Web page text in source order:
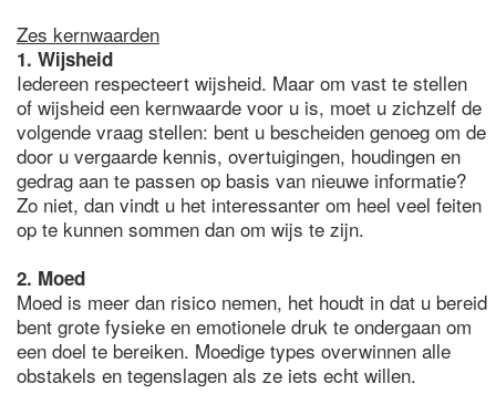
Zes kernwaarden
1. Wijsheid
Iedereen respecteert wijsheid. Maar om vast te stellen
of wijsheid een kernwaarde voor u is, moet u zichzelf de
volgende vraag stellen: bent u bescheiden genoeg om de
door u vergaarde kennis, overtuigingen, houdingen en
gedrag aan te passen op basis van nieuwe informatie?
Zo niet, dan vindt u het interessanter om heel veel feiten
op te kunnen sommen dan om wijs te zijn.
2. Moed
Moed is meer dan risico nemen, het houdt in dat u bereid
bent grote fysieke en emotionele druk te ondergaan om
een doel te bereiken. Moedige types overwinnen alle
obstakels en tegenslagen als ze iets echt willen.